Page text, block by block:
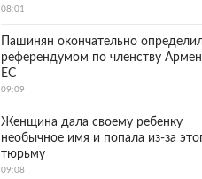
08:01
Пашинян окончательно
референдумом по членству
ЕС
09:09
Женщина дала своему ребенку
необычное имя и попала из-за
тюрьму
09:08